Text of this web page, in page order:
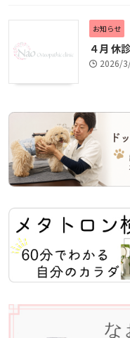
お知らせ
４月 休
2026/